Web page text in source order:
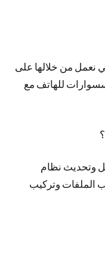
نعمل من خلالها على
للهاتف مع
وتحديث نظام
الملفات وتركيب